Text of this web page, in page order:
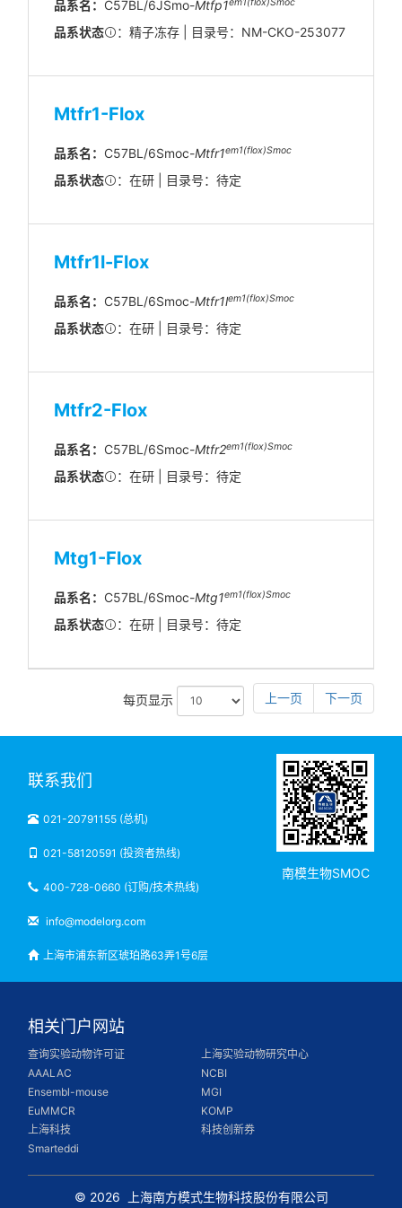
品系名： C57BL/6JSmo-Mtfp1
品系状态 ：精子冻存 | 目录号：NM-CKO-253077
Mtfr1-Flox
品系名： C57BL/6Smoc-Mtfr1em1(flox)Smoc
品系状态 ：在研 | 目录号：待定
Mtfr1l-Flox
品系名： C57BL/6Smoc-Mtfr1lem1(flox)Smoc
品系状态 ：在研 | 目录号：待定
Mtfr2-Flox
品系名： C57BL/6Smoc-Mtfr2em1(flox)Smoc
品系状态 ：在研 | 目录号：待定
Mtg1-Flox
品系名： C57BL/6Smoc-Mtg1em1(flox)Smoc
品系状态 ：在研 | 目录号：待定
每页显示 上一页 下一页
联系我们
021-20791155 (总机)
021-58120591 (投资者热线)
400-728-0660 (订购/技术热线)
info@modelorg.com
上海市浦东新区琥珀路63弄1号6层
南模生物SMOC
相关门户网站
查询实验动物许可证
上海实验动物研究中心
AAALAC
NCBI
Ensembl-mouse
MGI
EuMMCR
KOMP
上海科技
科技创新券
Smarteddi
© 2026 上海南方模式生物科技股份有限公司